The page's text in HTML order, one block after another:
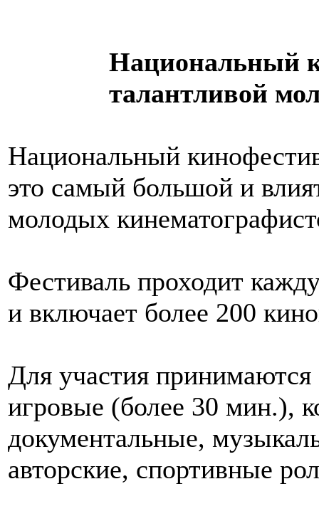
Национальный
талантливой
Национальный
это самый большой и
молодых
Фестиваль проходит
и включает более 200
Для участия
игровые (более 30 мин.),
документальные,
авторские, спортивные